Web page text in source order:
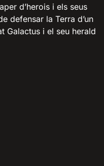
d’herois i els seus
defensar la Terra d’un
Galactus i el seu herald